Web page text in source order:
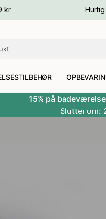
kr
15% på
Slutter om: